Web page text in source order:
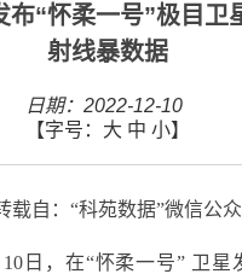
布“怀柔一号”极目卫
射线暴数据
日期：2022-12-10
【字号： 大 中 小】
载自：“科苑数据”微信公
10 日，在“怀柔一号” 卫星